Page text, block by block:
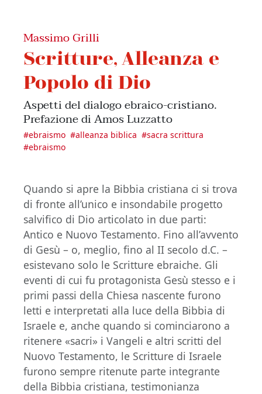
Massimo Grilli
Scritture, Alleanza e
Popolo di Dio
Aspetti del dialogo ebraico-cristiano.
Prefazione di Amos Luzzatto
#ebraismo #alleanza biblica #sacra scrittura
#ebraismo
Quando si apre la Bibbia cristiana ci si trova
di fronte all’unico e insondabile progetto
salvifico di Dio articolato in due parti:
Antico e Nuovo Testamento. Fino all’avvento
di Gesù – o, meglio, fino al II secolo d.C. –
esistevano solo le Scritture ebraiche. Gli
eventi di cui fu protagonista Gesù stesso e i
primi passi della Chiesa nascente furono
letti e interpretati alla luce della Bibbia di
Israele e, anche quando si cominciarono a
ritenere «sacri» i Vangeli e altri scritti del
Nuovo Testamento, le Scritture di Israele
furono sempre ritenute parte integrante
della Bibbia cristiana, testimonianza